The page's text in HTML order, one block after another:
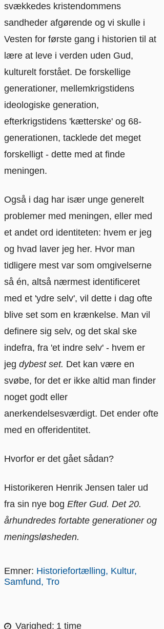
svækkedes kristendommens
sandheder afgørende og vi skulle i
Vesten for første gang i historien til at
lære at leve i verden uden Gud,
kulturelt forstået. De forskellige
generationer, mellemkrigstidens
ideologiske generation,
efterkrigstidens 'kætterske' og 68-
generationen, tacklede det meget
forskelligt - dette med at finde
meningen.
Også i dag har især unge generelt
problemer med meningen, eller med
et andet ord identiteten: hvem er jeg
og hvad laver jeg her. Hvor man
tidligere mest var som omgivelserne
så én, altså nærmest identificeret
med et 'ydre selv', vil dette i dag ofte
blive set som en krænkelse. Man vil
definere sig selv, og det skal ske
indefra, fra 'et indre selv' - hvem er
jeg dybest set. Det kan være en
svøbe, for det er ikke altid man finder
noget godt eller
anerkendelsesværdigt. Det ender ofte
med en offeridentitet.
Hvorfor er det gået sådan?
Historikeren Henrik Jensen taler ud
fra sin nye bog Efter Gud. Det 20.
århundredes fortabte generationer og
meningsløsheden.
Emner: Historiefortælling Kultur
Samfund Tro
Varighed 1 time